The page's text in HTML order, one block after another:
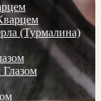
(Турмалина)